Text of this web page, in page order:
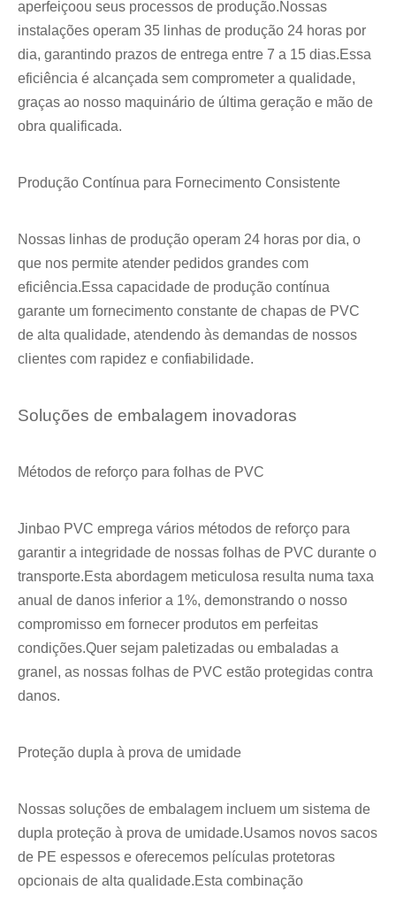
aperfeiçoou seus processos de produção.Nossas
instalações operam 35 linhas de produção 24 horas por
dia, garantindo prazos de entrega entre 7 a 15 dias.Essa
eficiência é alcançada sem comprometer a qualidade,
graças ao nosso maquinário de última geração e mão de
obra qualificada.
Produção Contínua para Fornecimento Consistente
Nossas linhas de produção operam 24 horas por dia, o
que nos permite atender pedidos grandes com
eficiência.Essa capacidade de produção contínua
garante um fornecimento constante de chapas de PVC
de alta qualidade, atendendo às demandas de nossos
clientes com rapidez e confiabilidade.
Soluções de embalagem inovadoras
Métodos de reforço para folhas de PVC
Jinbao PVC emprega vários métodos de reforço para
garantir a integridade de nossas folhas de PVC durante o
transporte.Esta abordagem meticulosa resulta numa taxa
anual de danos inferior a 1%, demonstrando o nosso
compromisso em fornecer produtos em perfeitas
condições.Quer sejam paletizadas ou embaladas a
granel, as nossas folhas de PVC estão protegidas contra
danos.
Proteção dupla à prova de umidade
Nossas soluções de embalagem incluem um sistema de
dupla proteção à prova de umidade.Usamos novos sacos
de PE espessos e oferecemos películas protetoras
opcionais de alta qualidade.Esta combinação